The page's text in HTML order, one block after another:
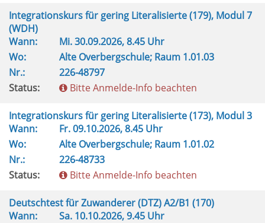
Integrationskurs für gering Literalisierte (179), Modul 7
(WDH)
Wann:
Mi.30.09.2026, 8.45 Uhr
Wo:
Alte Overbergschule; Raum 1.01.03
Nr.:
226-48797
Status:
Bitte Anmelde-Info beachten
Integrationskurs für gering Literalisierte (173), Modul 3
Wann:
Fr.09.10.2026, 8.45 Uhr
Wo:
Alte Overbergschule; Raum 1.01.02
Nr.:
226-48733
Status:
Bitte Anmelde-Info beachten
Deutschtest für Zuwanderer (DTZ) A2/B1 (170)
Wann:
Sa. 10.10.2026, 9.45 Uhr